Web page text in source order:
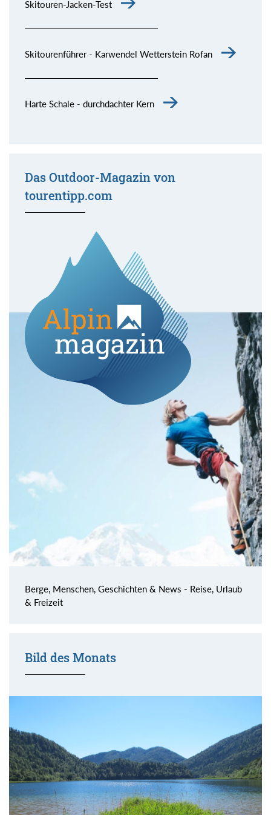
Skitouren-Jacken-Test
Skitourenführer - Karwendel Wetterstein Rofan
Harte Schale - durchdachter Kern
Das Outdoor-Magazin von
tourentipp.com
Berge, Menschen, Geschichten & News - Reise, Urlaub
& Freizeit
Bild des Monats